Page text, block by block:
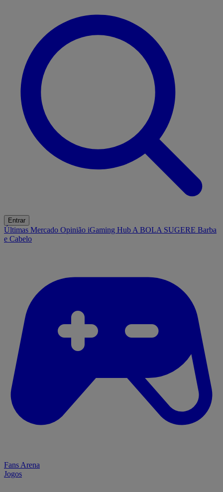
Entrar
Últimas Mercado Opinião iGaming Hub A BOLA SUGERE Barba
e Cabelo
Fans Arena
Jogos